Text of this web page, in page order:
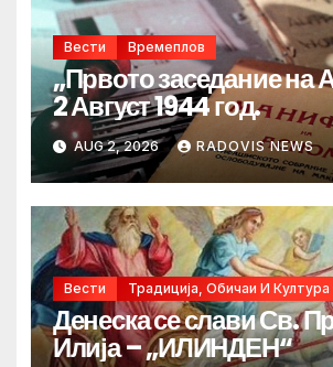
Вести Времеплов
„Првото заседание
2 Август 1944 год.
AUG 2, 2026 RADOVIS NEWS
Вести Традиција, Обичаи И Култура
Денеска се слави Св.
Илија – „ИЛИНДЕН“